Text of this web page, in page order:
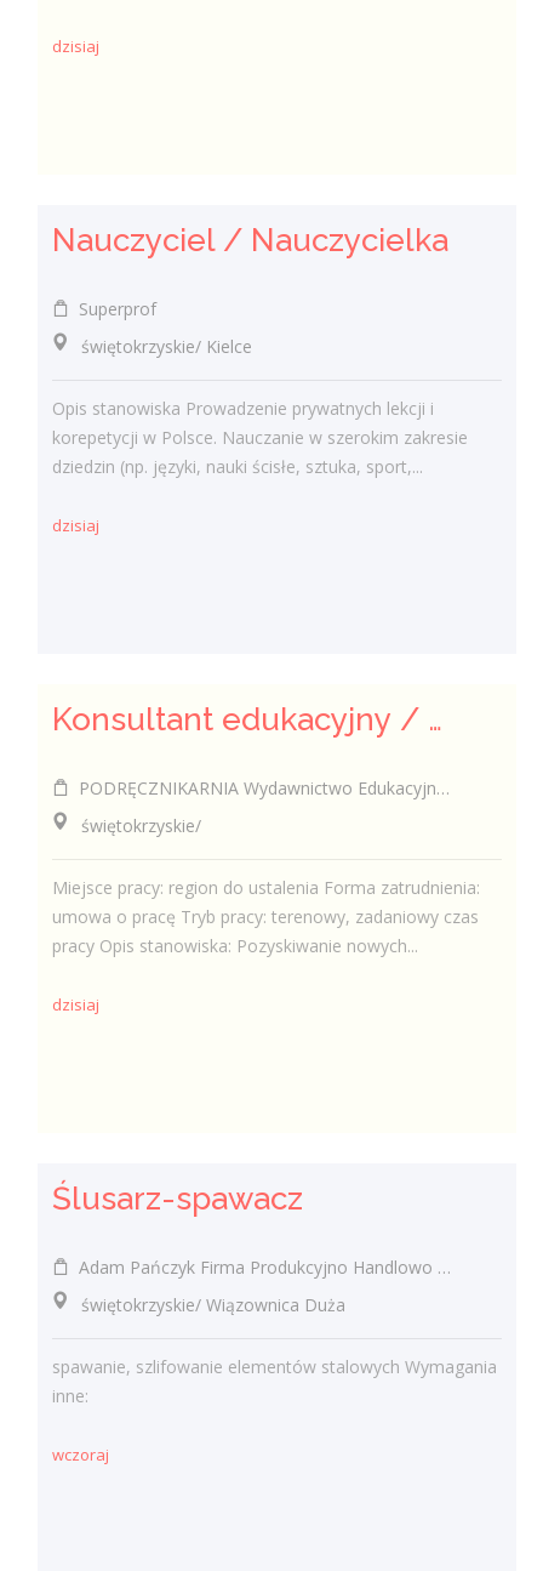
dzisiaj
Nauczyciel / Nauczycielka
Superprof
świętokrzyskie/ Kielce
Opis stanowiska Prowadzenie prywatnych lekcji i
korepetycji w Polsce. Nauczanie w szerokim zakresie
dziedzin (np. języki, nauki ścisłe, sztuka, sport,...
dzisiaj
Konsultant edukacyjny / Konsultantka edukacyjna
PODRĘCZNIKARNIA Wydawnictwo Edukacyjne Sp. z o.o.
świętokrzyskie/
Miejsce pracy: region do ustalenia Forma zatrudnienia:
umowa o pracę Tryb pracy: terenowy, zadaniowy czas
pracy Opis stanowiska: Pozyskiwanie nowych...
dzisiaj
Ślusarz-spawacz
Adam Pańczyk Firma Produkcyjno Handlowo Usługowa "KONRAD" Wiązownica Duża
świętokrzyskie/ Wiązownica Duża
spawanie, szlifowanie elementów stalowych Wymagania
inne:
wczoraj